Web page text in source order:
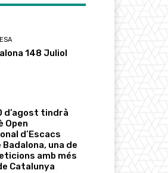
148 Juliol
d’agost tindrà
Open
d’Escacs
una de
amb més
Catalunya